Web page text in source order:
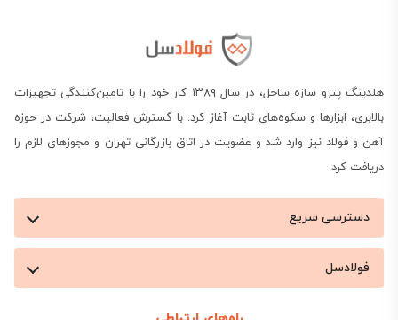
قیمت میلگرد پردیس آذربایجان
هلدینگ پترو سازه ساحل، در سال ۱۳۸۹ کار خود را با تامین‌کنندگی تجهیزات
بالابری، ابزارها و سکوه‌های ثابت آغاز کرد. با گسترش فعالیت، شرکت در حوزه
آهن و فولاد نیز وارد شد و عضویت در اتاق بازرگانی تهران و مجوزهای لازم را
دریافت کرد.
دسترسی سریع
فولادسل